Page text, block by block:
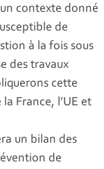
contexte donné
de
à la fois sous
des travaux
cette
France, l’UE et
un bilan des
de